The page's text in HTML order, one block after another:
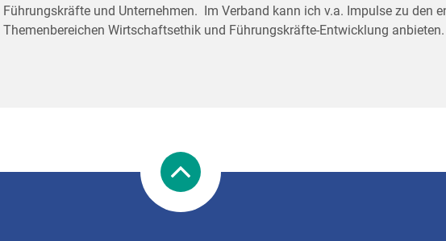
Führungskräfte und Unternehmen. Im Verband kann ich v.a. Impulse zu den
Themenbereichen Wirtschaftsethik und Führungskräfte-Entwicklung anbieten.